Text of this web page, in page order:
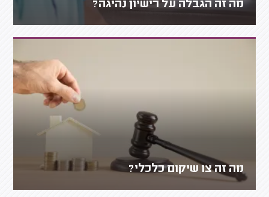
מה זה הגבלה על רישיון נהיגה?
מה זה צו שיקום כלכלי?